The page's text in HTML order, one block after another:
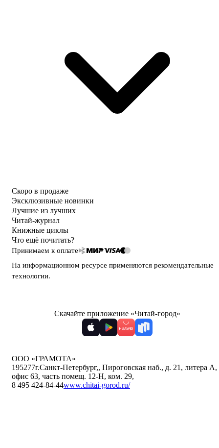
Скоро в продаже
Эксклюзивные новинки
Лучшие из лучших
Читай-журнал
Книжные циклы
Что ещё почитать?
Принимаем к оплате
На информационном ресурсе применяются рекомендательные
технологии.
Скачайте приложение «Читай-город»
ООО «ГРАМОТА»
195277г.Санкт-Петербург,, Пироговская наб., д. 21, литера А,
офис 63, часть помещ. 12-Н, ком. 29,
8 495 424-84-44www.chitai-gorod.ru/